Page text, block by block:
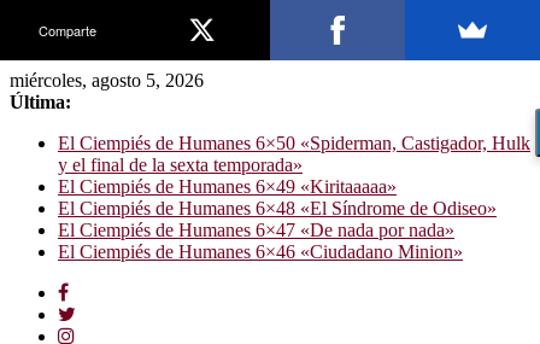
miércoles, agosto 5, 2026
Última:
El Ciempiés de Humanes 6×50 «Spiderman, Castigador, Hulk
y el final de la sexta temporada»
El Ciempiés de Humanes 6×49 «Kiritaaaaa»
El Ciempiés de Humanes 6×48 «El Síndrome de Odiseo»
El Ciempiés de Humanes 6×47 «De nada por nada»
El Ciempiés de Humanes 6×46 «Ciudadano Minion»
Comparte